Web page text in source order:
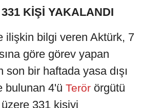
KİŞİ YAKALANDI
ilişkin bilgi veren Aktürk, 7
göre görev yapan
bir haftada yasa dışı
bulunan 4'ü Terör örgütü
331 kişiyi